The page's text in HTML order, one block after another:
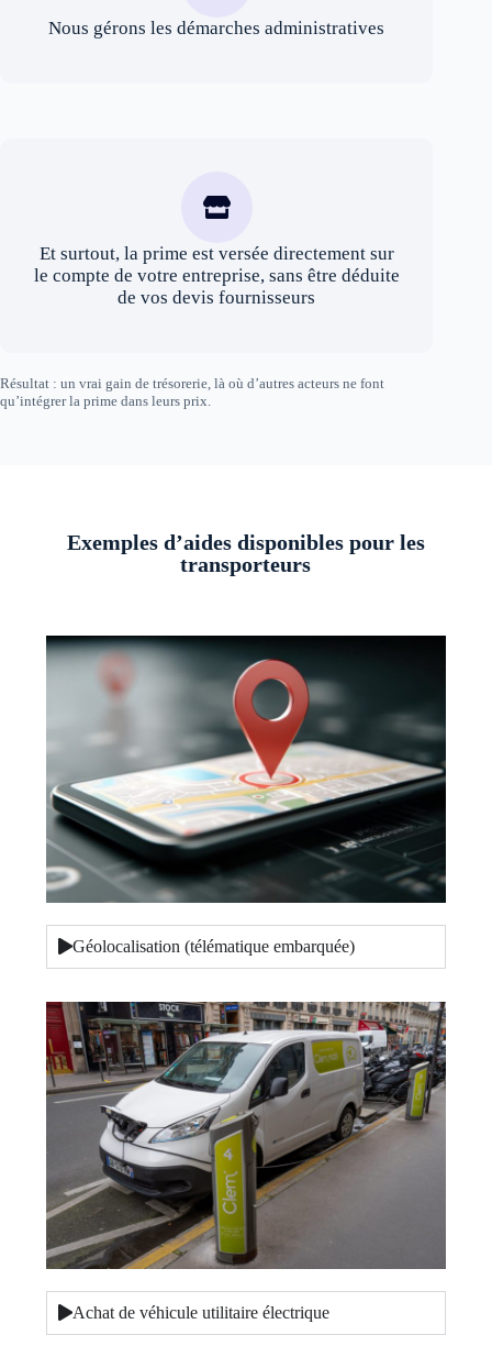
Nous gérons les démarches administratives
Et surtout, la prime est versée directement sur
le compte de votre entreprise, sans être déduite
de vos devis fournisseurs
Résultat : un vrai gain de trésorerie, là où d’autres acteurs ne font
qu’intégrer la prime dans leurs prix.
Exemples d’aides disponibles pour les
transporteurs
Géolocalisation (télématique embarquée)
Achat de véhicule utilitaire électrique